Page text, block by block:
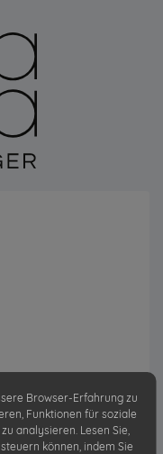
Browser-Erfahrung zu
Funktionen für soziale
analysieren. Lesen Sie,
können, indem Sie